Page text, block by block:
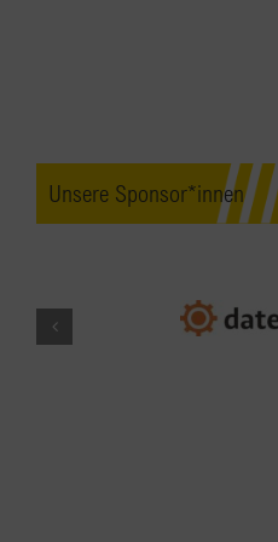
Unsere Sponsor*innen